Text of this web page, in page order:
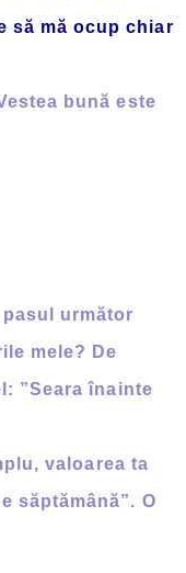
să mă ocup chiar
bună este
următor
mele? De
”Seara înainte
valoarea ta
săptămână”. O